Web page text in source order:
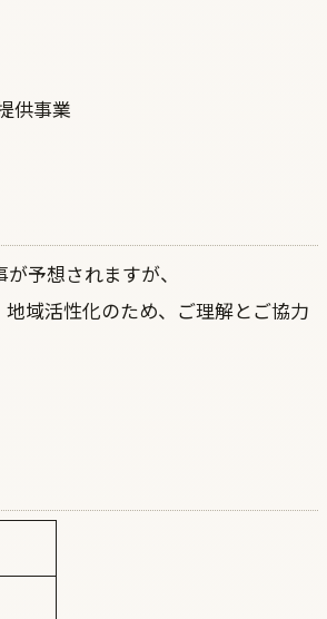
供事業
予想されますが、
域活性化のため、ご理解とご協力